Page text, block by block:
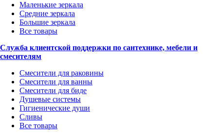
Маленькие зеркала
Средние зеркала
Большие зеркала
Все товары
Служба клиентской поддержки по сантехнике, мебели и
смесителям
Смесители для раковины
Смесители для ванны
Смесители для биде
Душевые системы
Гигиенические души
Сливы
Все товары